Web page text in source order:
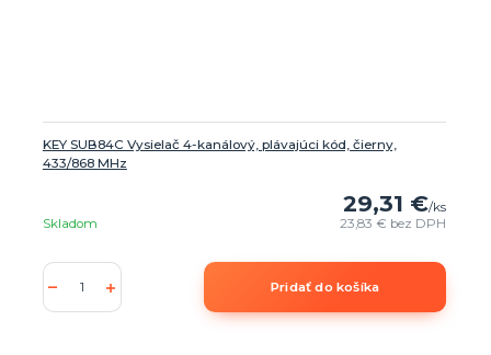
KEY SUB84C Vysielač 4-kanálový, plávajúci kód, čierny,
433/868 MHz
29,31 €/ks
23,83 € bez DPH
Skladom
Pridať do košíka